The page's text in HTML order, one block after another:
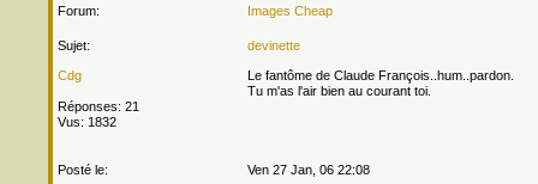
Forum: Images Cheap
Sujet: devinette
Cdg
Réponses: 21
Vus: 1832
Le fantôme de Claude François..hum..pardon.
Tu m'as l'air bien au courant toi.
Posté le: Ven 27 Jan, 06 22:08